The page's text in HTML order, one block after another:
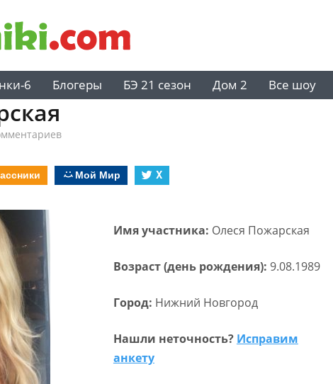
6 Блогеры БЭ 21 сезон Дом 2 Все шоу
Мой Мир X
Имя участника: Олеся Пожарская
Возраст (день рождения): 9.08.1989
Город: Нижний Новгород
Нашли неточность? Исправим
анкету